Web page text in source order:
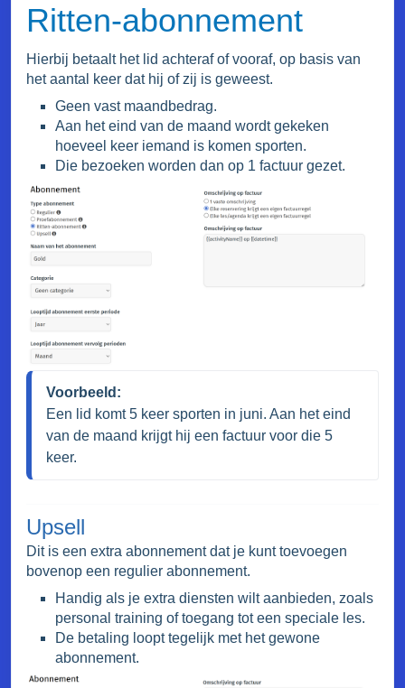
Ritten-abonnement
Hierbij betaalt het lid achteraf of vooraf, op basis van
het aantal keer dat hij of zij is geweest.
Geen vast maandbedrag.
Aan het eind van de maand wordt gekeken
hoeveel keer iemand is komen sporten.
Die bezoeken worden dan op 1 factuur gezet.
Voorbeeld:
Een lid komt 5 keer sporten in juni. Aan het eind
van de maand krijgt hij een factuur voor die 5
keer.
Upsell
Dit is een extra abonnement dat je kunt toevoegen
bovenop een regulier abonnement.
Handig als je extra diensten wilt aanbieden, zoals
personal training of toegang tot een speciale les.
De betaling loopt tegelijk met het gewone
abonnement.